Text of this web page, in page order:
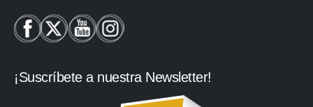
¡Suscríbete a nuestra Newsletter!